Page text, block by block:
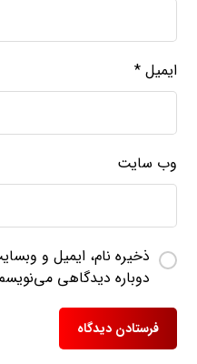
ایمیل*
وب‌ سایت
ذخیره نام، ایمیل و
دوباره دیدگاهی